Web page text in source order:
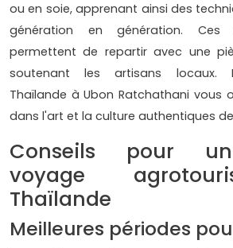
ou en soie, apprenant ainsi des
génération en génération. Ces
permettent de repartir avec une
soutenant les artisans locaux.
Thaïlande à Ubon Ratchathani vous
dans l'art et la culture authentiques
Conseils pour
voyage
Thaïlande
Meilleures périodes